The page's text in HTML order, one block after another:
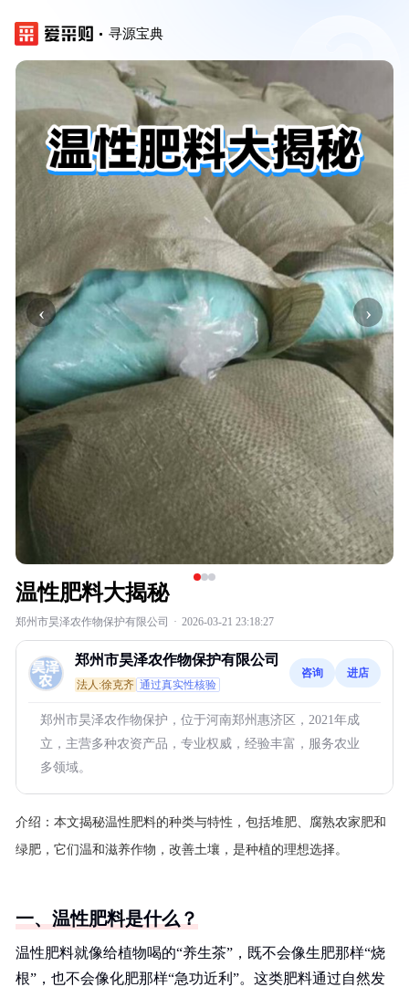
寻源宝典
‹ ›
温性肥料大揭秘
郑州市昊泽农作物保护有限公司 · 2026-03-21 23:18:27
郑州市昊泽农作物保护有限公司
法人:徐克齐 通过真实性核验
咨询 进店
郑州市昊泽农作物保护，位于河南郑州惠济区，2021年成
立，主营多种农资产品，专业权威，经验丰富，服务农业
多领域。
介绍： 本文揭秘温性肥料的种类与特性，包括堆肥、腐熟农家肥和
绿肥，它们温和滋养作物，改善土壤，是种植的理想选择。
一、温性肥料是什么？
温性肥料就像给植物喝的“养生茶”，既不会像生肥那样“烧
根”，也不会像化肥那样“急功近利”。这类肥料通过自然发